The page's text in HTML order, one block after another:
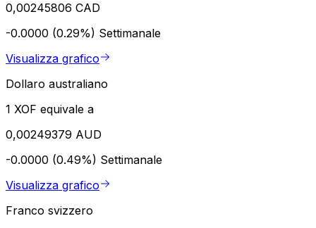
0,00245806 CAD
-0.0000 (0.29%) Settimanale
Visualizza grafico
Dollaro australiano
1 XOF equivale a
0,00249379 AUD
-0.0000 (0.49%) Settimanale
Visualizza grafico
Franco svizzero